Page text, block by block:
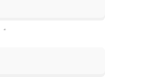
*